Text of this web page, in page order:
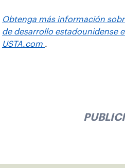
Obtenga más información
de desarrollo estadounidense
USTA.com .